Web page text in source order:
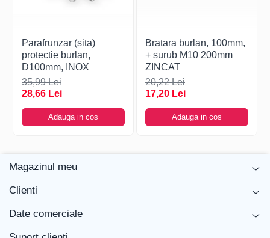
Parafrunzar (sita)
protectie burlan,
D100mm, INOX
35,99 Lei
28,66 Lei
Adauga in cos
Bratara burlan, 100mm,
+ surub M10 200mm
ZINCAT
20,22 Lei
17,20 Lei
Adauga in cos
Magazinul meu
Clienti
Date comerciale